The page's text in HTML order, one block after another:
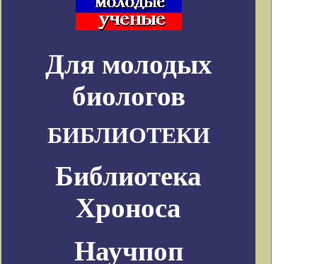
Для молодых
биологов
БИБЛИОТЕКИ
Библиотека
Хроноса
Научпоп